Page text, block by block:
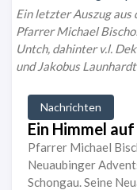
Ein letzter Auszug aus
Pfarrer Michael
Untch, dahinter v.l.
und Jakobus Launhardt
Nachrichten
Ein Himmel
Pfarrer Michael
Neuaubinger
Schongau. Seine